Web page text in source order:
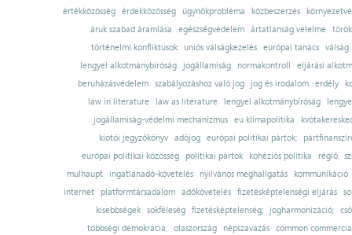
értékközösség
érdekközösség ügynökprobléma közbeszerzés
áruk szabad áramlása
egészségvédelem ártatlanság vélelme
történelmi konfliktusok uniós válságkezelés európai tanács válság
lengyel alkotmánybíróság
jogállamiság normakontroll
eljárási
beruházásvédelem
szabályozáshoz való jog jog és irodalom erdély
law in literature
law as literature lengyel alkotmánybíróság
jogállamiság-védelmi mechanizmus
eu klímapolitika
kiotói jegyzőkönyv adójog európai politikai pártok;
európai politikai közösség
politikai pártok kohéziós politika régió
mulhaupt
ingatlanadó-követelés nyilvános meghallgatás
kommunikáció
internet
platformtársadalom adókövetelés fizetésképtelenségi eljárás
kisebbségek sokféleség fizetésképtelenség; jogharmonizáció;
többségi demokrácia; olaszország népszavazás common